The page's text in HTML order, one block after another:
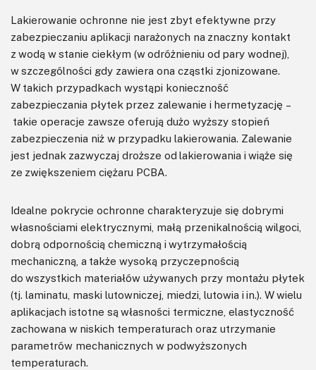
Lakierowanie ochronne nie jest zbyt efektywne przy
zabezpieczaniu aplikacji narażonych na znaczny kontakt
z wodą w stanie ciekłym (w odróżnieniu od pary wodnej),
w szczególności gdy zawiera ona cząstki zjonizowane.
W takich przypadkach wystąpi konieczność
zabezpieczania płytek przez zalewanie i hermetyzację –
takie operacje zawsze oferują dużo wyższy stopień
zabezpieczenia niż w przypadku lakierowania. Zalewanie
jest jednak zazwyczaj droższe od lakierowania i wiąże się
ze zwiększeniem ciężaru PCBA.
Idealne pokrycie ochronne charakteryzuje się dobrymi
własnościami elektrycznymi, małą przenikalnością wilgoci,
dobrą odpornością chemiczną i wytrzymałością
mechaniczną, a także wysoką przyczepnością
do wszystkich materiałów używanych przy montażu płytek
(tj. laminatu, maski lutowniczej, miedzi, lutowia i in.). W wielu
aplikacjach istotne są własności termiczne, elastyczność
zachowana w niskich temperaturach oraz utrzymanie
parametrów mechanicznych w podwyższonych
temperaturach.